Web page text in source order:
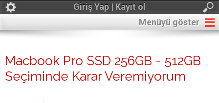
Giriş Yap | Kayıt ol
Menüyü göster
Macbook Pro SSD 256GB - 512GB
Seçiminde Karar Veremiyorum